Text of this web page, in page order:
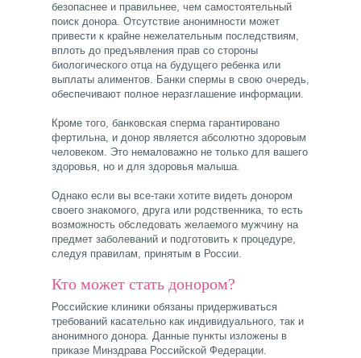
безопаснее и правильнее, чем самостоятельный
поиск донора. Отсутствие анонимности может
привести к крайне нежелательным последствиям,
вплоть до предъявления прав со стороны
биологического отца на будущего ребенка или
выплаты алиментов. Банки спермы в свою очередь,
обеспечивают полное неразглашение информации.
Кроме того, банковская сперма гарантировано
фертильна, и донор является абсолютно здоровым
человеком. Это немаловажно не только для вашего
здоровья, но и для здоровья малыша.
Однако если вы все-таки хотите видеть донором
своего знакомого, друга или родственника, то есть
возможность обследовать желаемого мужчину на
предмет заболеваний и подготовить к процедуре,
следуя правилам, принятым в России.
Кто может стать донором?
Российские клиники обязаны придерживаться
требований касательно как индивидуального, так и
анонимного донора. Данные пункты изложены в
приказе Минздрава Российской Федерации.